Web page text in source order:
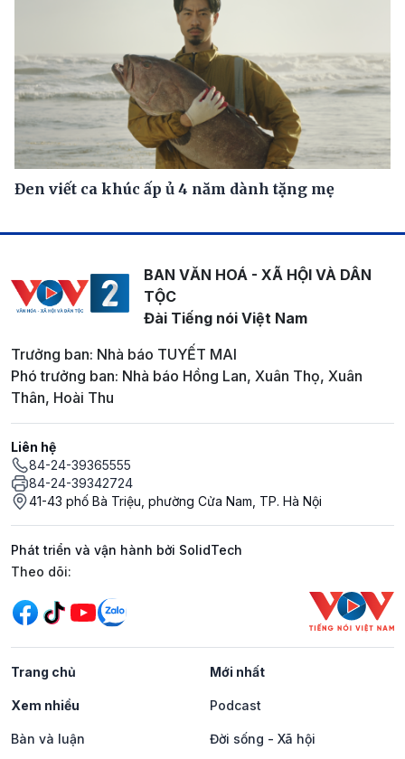
Đen viết ca khúc ấp ủ 4 năm dành tặng mẹ
BAN VĂN HOÁ - XÃ HỘI VÀ DÂN
TỘC
Đài Tiếng nói Việt Nam
Trưởng ban: Nhà báo TUYẾT MAI
Phó trưởng ban: Nhà báo Hồng Lan, Xuân Thọ, Xuân
Thân, Hoài Thu
Liên hệ
84-24-39365555
84-24-39342724
41-43 phố Bà Triệu, phường Cửa Nam, TP. Hà Nội
Phát triển và vận hành bởi SolidTech
Mạng xã hội
Theo dõi:
Trang chủ Mới nhất
Xem nhiều Podcast
Bàn và luận Đời sống - Xã hội